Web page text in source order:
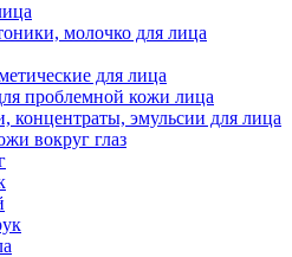
молочко для лица
для лица
проблемной кожи лица
концентраты, эмульсии для лица
вокруг глаз